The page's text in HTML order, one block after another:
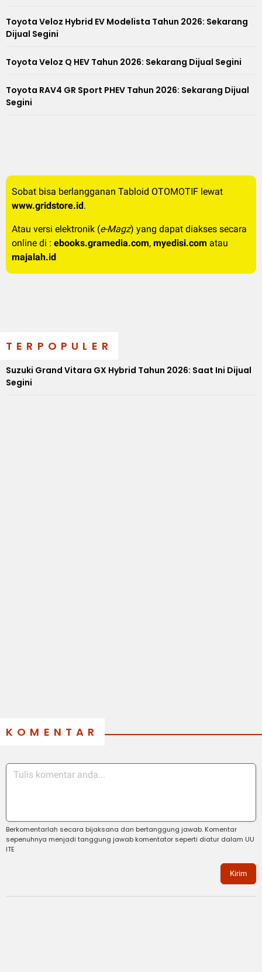
Toyota Veloz Hybrid EV Modelista Tahun 2026: Sekarang
Dijual Segini
Toyota Veloz Q HEV Tahun 2026: Sekarang Dijual Segini
Toyota RAV4 GR Sport PHEV Tahun 2026: Sekarang Dijual
Segini
Sobat bisa berlangganan Tabloid OTOMOTIF lewat
www.gridstore.id.
Atau versi elektronik (e-Magz) yang dapat diakses secara
online di : ebooks.gramedia.com, myedisi.com atau
majalah.id
TERPOPULER
Suzuki Grand Vitara GX Hybrid Tahun 2026: Saat Ini Dijual
Segini
KOMENTAR
Berkomentarlah secara bijaksana dan bertanggung jawab. Komentar
sepenuhnya menjadi tanggung jawab komentator seperti diatur dalam UU
ITE
Kirim